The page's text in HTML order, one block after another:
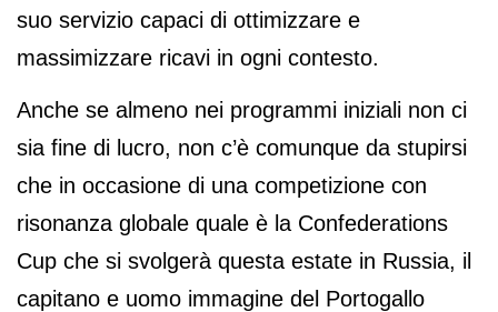
suo servizio capaci di ottimizzare e
massimizzare ricavi in ogni contesto.
Anche se almeno nei programmi iniziali non ci
sia fine di lucro, non c’è comunque da stupirsi
che in occasione di una competizione con
risonanza globale quale è la Confederations
Cup che si svolgerà questa estate in Russia, il
capitano e uomo immagine del Portogallo